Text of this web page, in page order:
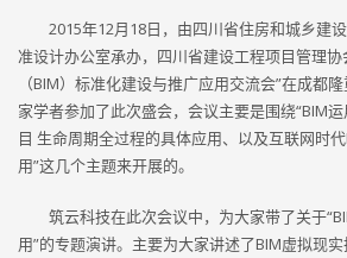
2015年12月18日，由四川省住房和城乡建
准设计办公室承办，四川省建设工程项目管理协
（BIM）标准化建设与推广应用交流会”在成都
家学者参加了此次盛会，会议主要是围绕“BIM
目 生命周期全过程的具体应用、以及互联网时
用”这几个主题来开展的。
筑云科技在此次会议中，为大家带了关于
用”的专题演讲。主要为大家讲述了BIM虚拟现